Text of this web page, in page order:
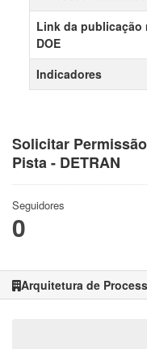
Solicitar
Pista - DETRAN
Seguidores
0
Arquitetura de
Link da publicação
DOE
Indicadores